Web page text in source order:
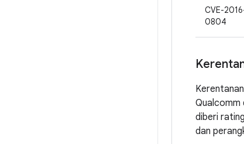
CVE-
0804
Qualcomm
diberi
dan